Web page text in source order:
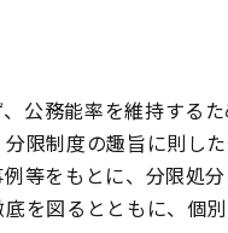
公務能率を維持する
限制度の趣旨に則し
等をもとに、分限処
を図るとともに、個